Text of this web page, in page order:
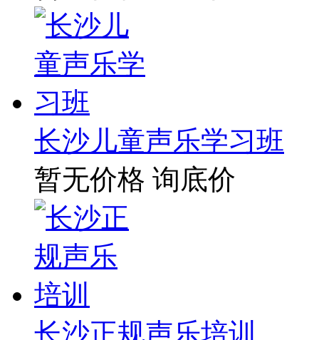
长沙儿童声乐学习班
暂无价格 询底价
长沙正规声乐培训